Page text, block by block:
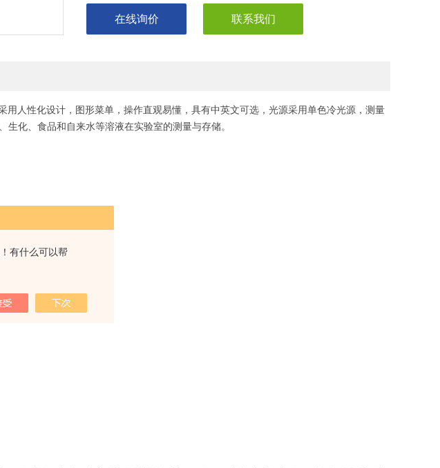
有什么可以帮
在线询价 联系我们
用人性化设计，图形菜单，操作直观易懂，具有中英文可选，光源采用单色冷光源，测量
化、食品和自来水等溶液在实验室的测量与存储。